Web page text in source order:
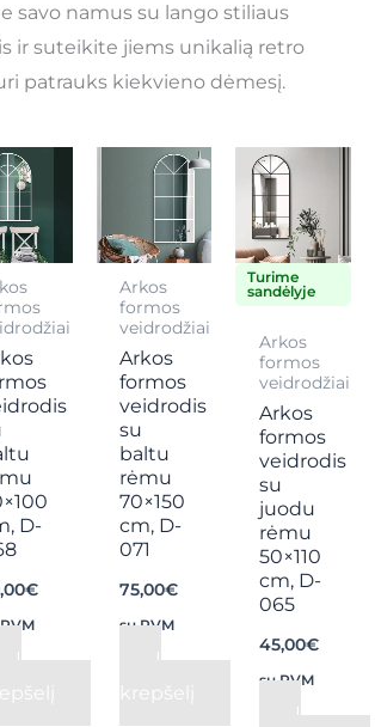
savo namus su lango stiliaus
ir suteikite jiems unikalią retro
patrauks kiekvieno dėmesį.
D-
€
Į
Arkos
formos
veidrodžiai
Arkos
formos
veidrodis
su
baltu
rėmu
70×150
cm, D-
071
75,00€
su PVM
Į
krepšelį
Turime
sandėlyje
Arkos
formos
veidrodžiai
Arkos
formos
veidrodis
su
juodu
rėmu
50×110
cm, D-
065
45,00€
su PVM
Į